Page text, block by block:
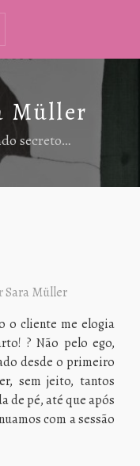
Müller
secreto…
Sara Müller
o cliente me elogia
? Não pelo ego,
desde o primeiro
sem jeito, tantos
de pé, até que após
com a sessão